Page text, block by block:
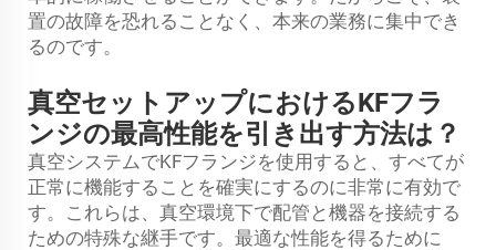
置の故障を恐れることなく、本来の業務に集中でき
るのです。
真空セットアップにおけるKFフラ
ンジの最高性能を引き出す方法は？
真空システムでKFフランジを使用すると、すべてが
正常に機能することを確実にするのに非常に有効で
す。これらは、真空環境下で配管と機器を接続する
ための特殊な継手です。最適な性能を得るために